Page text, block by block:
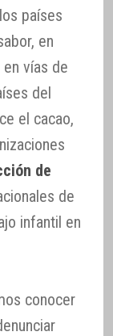
países
en
vías de
del
el cacao,
de
de
infantil en
conocer